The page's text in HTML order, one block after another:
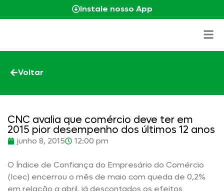
Instale nosso App
Voltar
CNC avalia que comércio deve ter em
2015 pior desempenho dos últimos 12 anos
junho 8, 2015 12:00 pm
O Índice de Confiança do Empresário do Comércio
(Icec) encerrou o mês de maio com queda de 0,2%
em relação a abril, já descontados os efeitos